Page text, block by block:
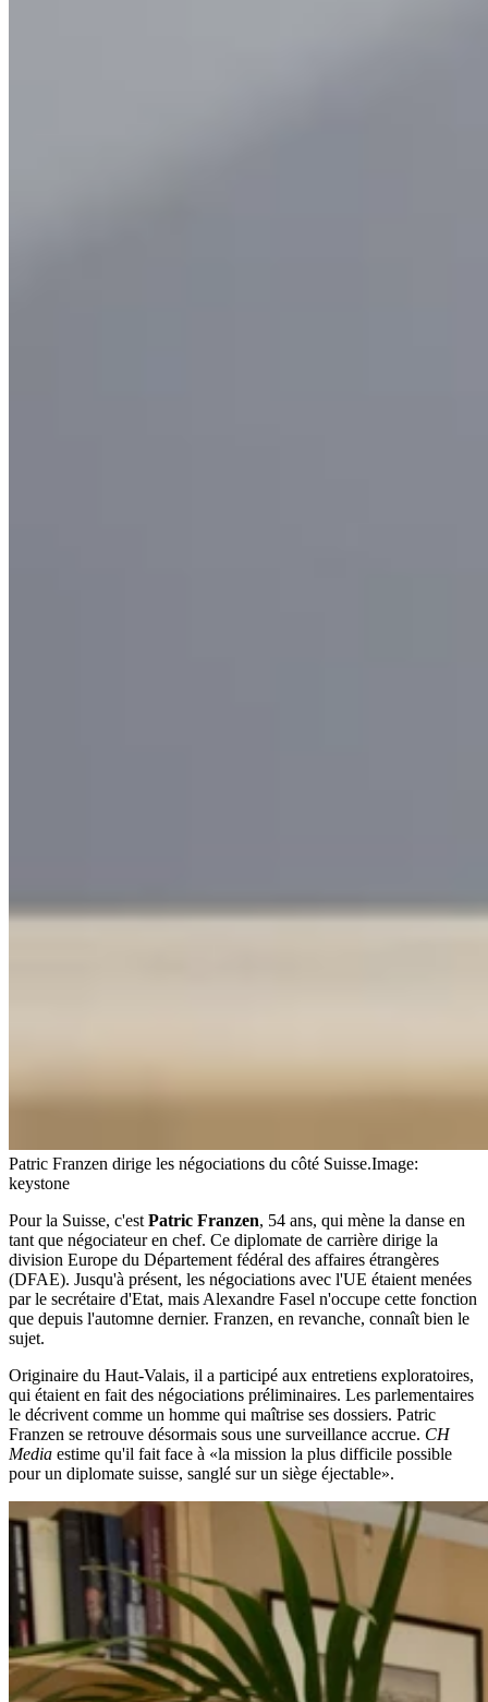
Patric Franzen dirige les négociations du côté Suisse.Image:
keystone
Pour la Suisse, c'est Patric Franzen, 54 ans, qui mène la danse en
tant que négociateur en chef. Ce diplomate de carrière dirige la
division Europe du Département fédéral des affaires étrangères
(DFAE). Jusqu'à présent, les négociations avec l'UE étaient menées
par le secrétaire d'Etat, mais Alexandre Fasel n'occupe cette fonction
que depuis l'automne dernier. Franzen, en revanche, connaît bien le
sujet.
Originaire du Haut-Valais, il a participé aux entretiens exploratoires,
qui étaient en fait des négociations préliminaires. Les parlementaires
le décrivent comme un homme qui maîtrise ses dossiers. Patric
Franzen se retrouve désormais sous une surveillance accrue. CH
Media estime qu'il fait face à «la mission la plus difficile possible
pour un diplomate suisse, sanglé sur un siège éjectable».